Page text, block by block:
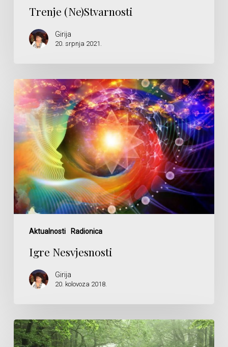
Trenje (Ne)Stvarnosti
Girija
20. srpnja 2021.
Aktualnosti Radionica
Igre
Nesvjesnosti
Igre Nesvjesnosti
Girija
20. kolovoza 2018.
Sklad
–